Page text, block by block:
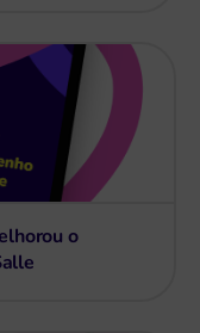
o